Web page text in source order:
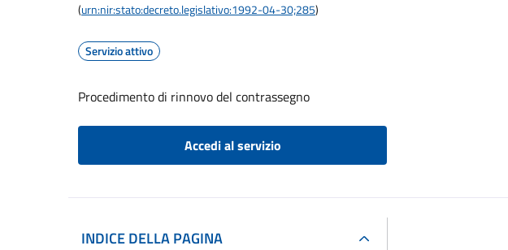
(urn:nir:stato:decreto.legislativo:1992-04-30;285)
Servizio attivo
Procedimento di rinnovo del contrassegno
Accedi al servizio
INDICE DELLA PAGINA